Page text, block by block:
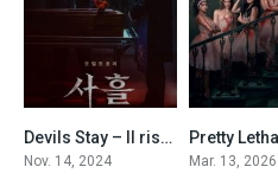
4.8Devils Stay – Il risveglio del male (2024)
Nov. 14, 2024 Mar. 13, 2026